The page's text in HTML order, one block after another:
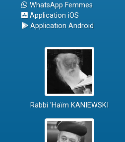
WhatsApp Femmes
Application iOS
Application Android
Rabbi 'Haïm KANIEWSKI